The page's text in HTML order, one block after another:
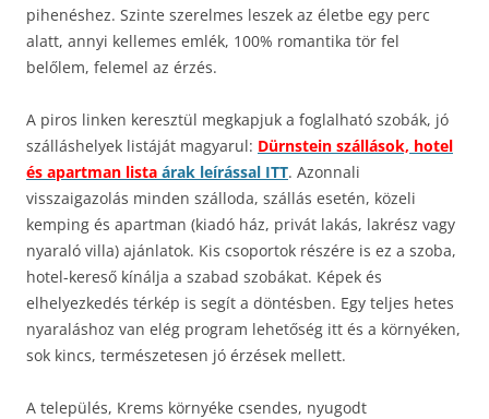
pihenéshez. Szinte szerelmes leszek az életbe egy perc
alatt, annyi kellemes emlék, 100% romantika tör fel
belőlem, felemel az érzés.
A piros linken keresztül megkapjuk a foglalható szobák, jó
szálláshelyek listáját magyarul: Dürnstein szállások, hotel
és apartman lista árak leírással ITT. Azonnali
visszaigazolás minden szálloda, szállás esetén, közeli
kemping és apartman (kiadó ház, privát lakás, lakrész vagy
nyaraló villa) ajánlatok. Kis csoportok részére is ez a szoba,
hotel-kereső kínálja a szabad szobákat. Képek és
elhelyezkedés térkép is segít a döntésben. Egy teljes hetes
nyaraláshoz van elég program lehetőség itt és a környéken,
sok kincs, természetesen jó érzések mellett.
A település, Krems környéke csendes, nyugodt